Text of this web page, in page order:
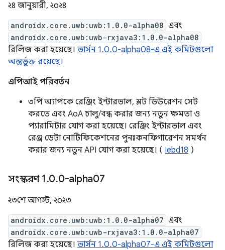
২৪ জানুয়ারী, ২০২৪
androidx.core.uwb:uwb:1.0.0-alpha08 এবং
androidx.core.uwb:uwb-rxjava3:1.0.0-alpha08
রিলিজ করা হয়েছে। ভার্সন 1.0.0-alpha08-এ এই কমিটগুলো
অন্তর্ভুক্ত রয়েছে।
এপিআই পরিবর্তন
৩পি অ্যাপকে রেঞ্জিং ইন্টারভাল, স্লট ডিউরেশন সেট
করতে এবং AoA চালু/বন্ধ করার জন্য নতুন ক্ষমতা ও
প্যারামিটার যোগ করা হয়েছে। রেঞ্জিং ইন্টারভাল এবং
রেঞ্জ ডেটা নোটিফিকেশনের পুনঃকনফিগারেশন সমর্থন
করার জন্য নতুন API যোগ করা হয়েছে। ( Iebd18 )
সংস্করণ 1.0.0-alpha07
২৩শে আগস্ট, ২০২৩
androidx.core.uwb:uwb:1.0.0-alpha07 এবং
androidx.core.uwb:uwb-rxjava3:1.0.0-alpha07
রিলিজ করা হয়েছে। ভার্সন 1.0.0-alpha07-এ এই কমিটগুলো